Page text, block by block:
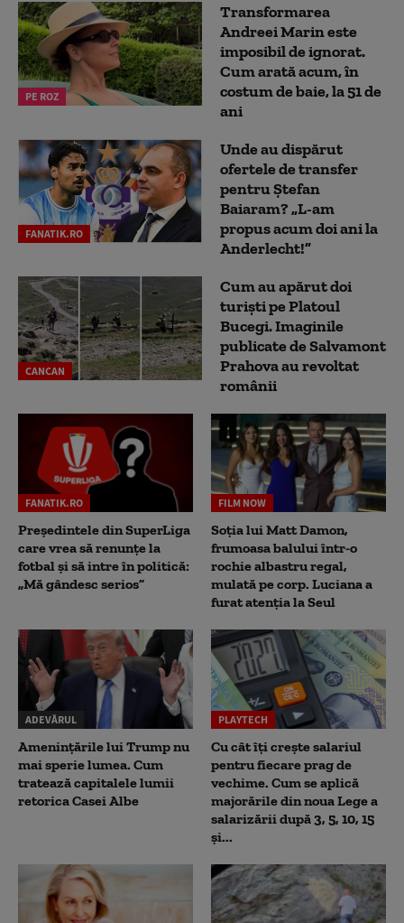
PE ROZ
Transformarea
Andreei Marin este
imposibil de ignorat.
Cum arată acum, în
costum de baie, la 51 de
ani
FANATIK.RO
Unde au dispărut
ofertele de transfer
pentru Ștefan
Baiaram? „L-am
propus acum doi ani la
Anderlecht!”
CANCAN
Cum au apărut doi
turiști pe Platoul
Bucegi. Imaginile
publicate de Salvamont
Prahova au revoltat
românii
FANATIK.RO
Președintele din SuperLiga
care vrea să renunțe la
fotbal și să intre în politică:
„Mă gândesc serios”
FILM NOW
Soția lui Matt Damon,
frumoasa balului într-o
rochie albastru regal,
mulată pe corp. Luciana a
furat atenția la Seul
ADEVĂRUL
Amenințările lui Trump nu
mai sperie lumea. Cum
tratează capitalele lumii
retorica Casei Albe
PLAYTECH
Cu cât îți crește salariul
pentru fiecare prag de
vechime. Cum se aplică
majorările din noua Lege a
salarizării după 3, 5, 10, 15
și...